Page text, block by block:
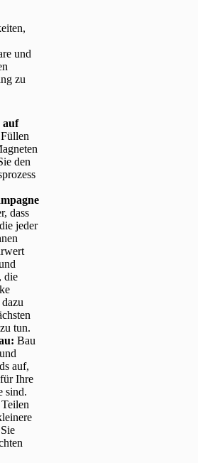
und
zu
auf
Füllen
den
dass
jeder
die
tun.
Bau
auf,
Ihre
sind.
Teilen